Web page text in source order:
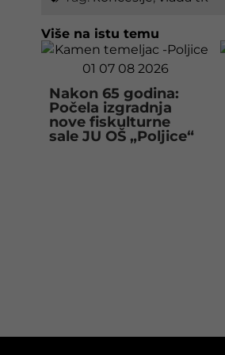
Više na istu temu
Nakon 65 godina:
Počela izgradnja
nove fiskulturne
sale JU OŠ „Poljice“